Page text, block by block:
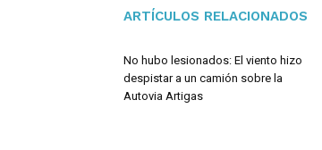
ARTÍCULOS RELACIONADOS
No hubo lesionados: El viento hizo
despistar a un camión sobre la
Autovia Artigas